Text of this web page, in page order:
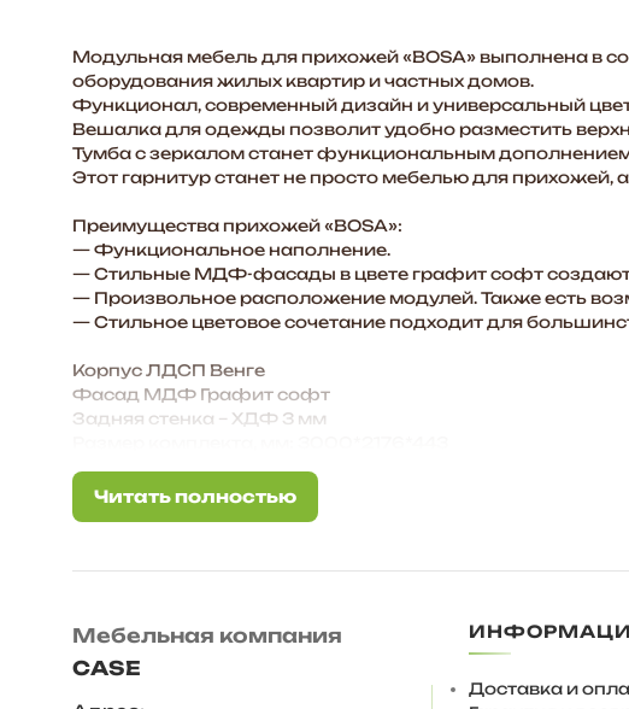
Модульная мебель для прихожей «BOSA» выполнена в
оборудования жилых квартир и частных домов.
Функционал, современный дизайн и универсальный
Вешалка для одежды позволит удобно разместить
Тумба с зеркалом станет функциональным дополнением
Этот гарнитур станет не просто мебелью для
Преимущества прихожей «BOSA»:
— Функциональное наполнение.
— Стильные МДФ-фасады в цвете графит софт
— Произвольное расположение модулей. Также есть
— Стильное цветовое сочетание подходит для
Корпус ЛДСП Венге
Фасад МДФ Графит софт
Задняя стенка – ХДФ 3 мм
Состав комплекта/ размер, мм:
Шкаф 2-х ств./ 802х2176х443
Пенал/ 402х2176х443
Ответы на частые вопросы:
— Регулируемая опора 20 мм, вместо нее можно
Читать полностью
Читать полностью
Мебельная компания
CASE
Доставка и